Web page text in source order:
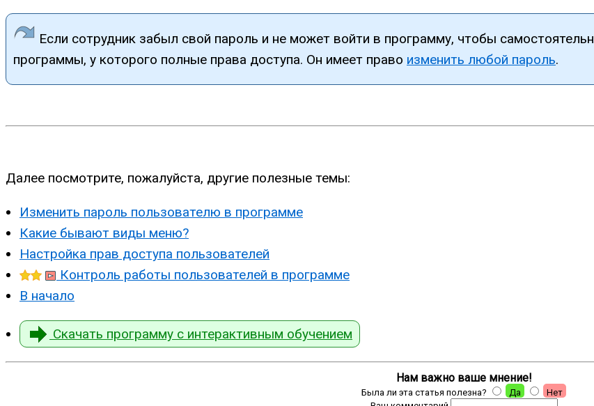
Если сотрудник забыл свой пароль и не может войти в программу, чтобы
программы, у которого полные права доступа. Он имеет право изменить любой пароль.
Далее посмотрите, пожалуйста, другие полезные темы:
Изменить пароль пользователю в программе
Какие бывают виды меню?
Настройка прав доступа пользователей
Контроль работы пользователей в программе
В начало
Скачать программу с интерактивным обучением
Нам важно ваше мнение!
Была ли эта статья полезна? Да
Нет